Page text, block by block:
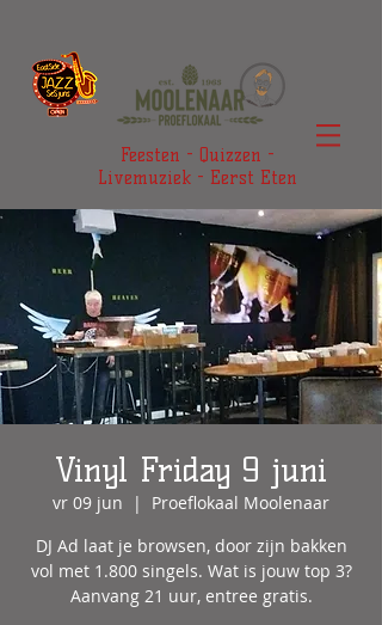
Feesten - Quizzen -
Livemuziek - Eerst Eten
Vinyl Friday 9 juni
vr 09 jun
  |
Proeflokaal Moolenaar
DJ Ad laat je browsen, door zijn bakken
vol met 1.800 singels. Wat is jouw top 3?
Aanvang 21 uur, entree gratis.